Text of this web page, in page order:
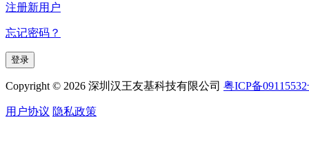
注册新用户
忘记密码？
Copyright © 2026 深圳汉王友基科技有限公司 粤ICP备
用户协议 隐私政策